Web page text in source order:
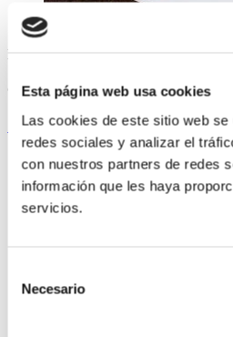
Esta página web usa cookies
Las cookies de este sitio web
redes sociales y analizar el
con nuestros partners de redes
información que les haya
servicios.
Necesario
ELABORADA POR EL EQUIPO
Ossobuco de Porco Selecta con
Seguir lendo